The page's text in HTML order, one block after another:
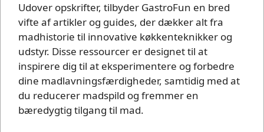
Udover opskrifter, tilbyder GastroFun en bred
vifte af artikler og guides, der dækker alt fra
madhistorie til innovative køkkenteknikker og
udstyr. Disse ressourcer er designet til at
inspirere dig til at eksperimentere og forbedre
dine madlavningsfærdigheder, samtidig med at
du reducerer madspild og fremmer en
bæredygtig tilgang til mad.